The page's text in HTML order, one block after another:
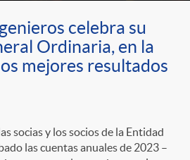
celebra su
Ordinaria, en la
mejores resultados
socias y los socios de la Entidad
las cuentas anuales de 2023 –